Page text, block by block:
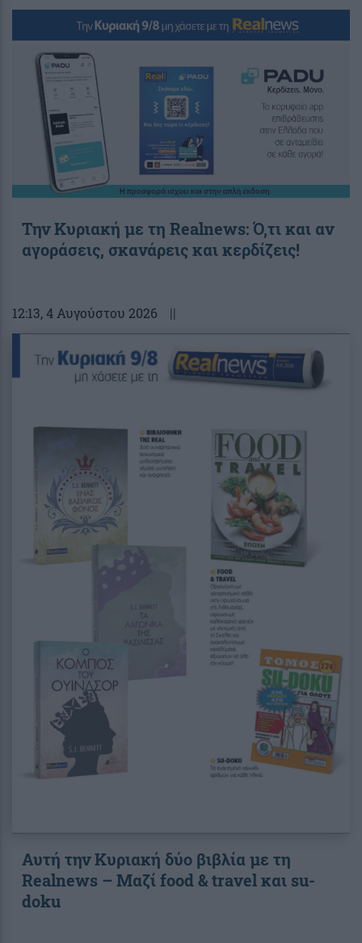
Την Κυριακή με τη Realnews: Ό,τι και αν
αγοράσεις, σκανάρεις και κερδίζεις!
12:13, 4 Αυγούστου 2026 ||
Αυτή την Κυριακή δύο βιβλία με τη
Realnews – Μαζί food & travel και su-
doku